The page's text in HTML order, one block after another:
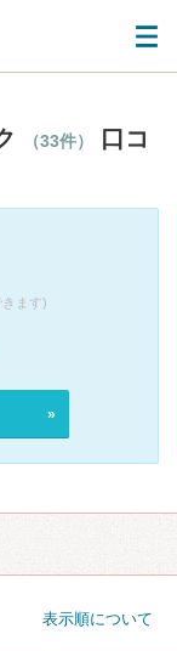
（33件）
口コ
ます)
表示順について